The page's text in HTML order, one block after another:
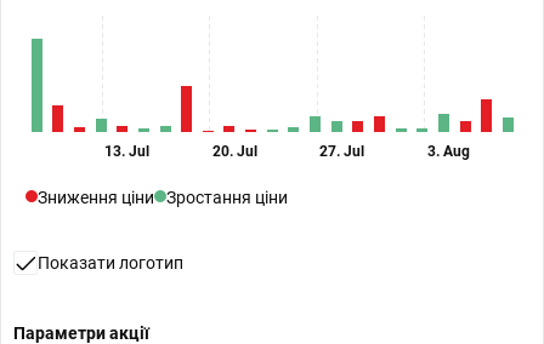
13. Jul 20. Jul 27. Jul 3. Aug
Зниження ціни Зростання ціни
Показати логотип
Параметри акції